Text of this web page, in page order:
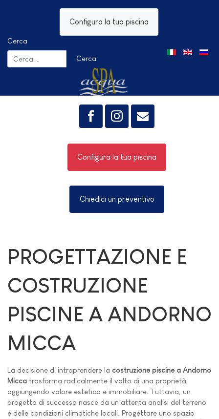
Configura la tua piscina
Cerca
Cerca
Seleziona la tua
Configura la tua piscina
Chiedici un preventivo
PROGETTAZIONE E
COSTRUZIONE
PISCINE A ANDORNO
MICCA
La decisione di intraprendere la costruzione piscine a Andorno
Micca trasforma radicalmente il volto di una proprietà,
aggiungendo valore estetico e immobiliare. Tuttavia, un
progetto di successo nasce da un’attenta analisi del terreno
e delle condizioni climatiche locali. Progettare uno spazio